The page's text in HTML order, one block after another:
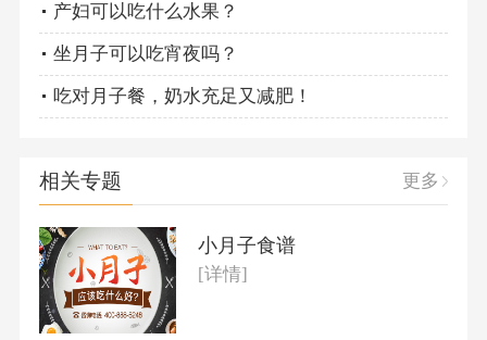
产妇可以吃什么水果？
坐月子可以吃宵夜吗？
吃对月子餐，奶水充足又减肥！
相关专题 更多
小月子食谱
[详情]